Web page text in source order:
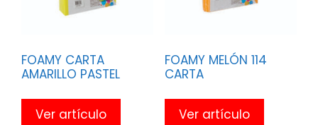
FOAMY CARTA
AMARILLO PASTEL
Ver artículo
FOAMY MELÓN 114
CARTA
Ver artículo